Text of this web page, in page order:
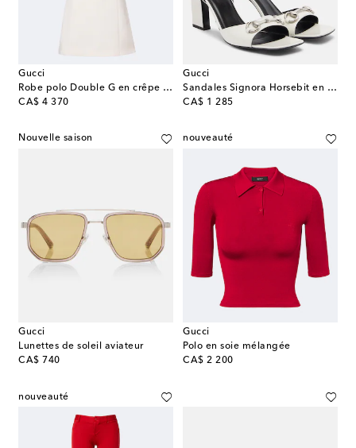
Gucci
Robe polo Double G en crêpe de laine
CA$ 4 370
original price
Gucci
Sandales Signora Horsebit en cuir
CA$ 1 285
original price
Nouvelle saison
Gucci
Lunettes de soleil aviateur
CA$ 740
original price
nouveauté
Gucci
Polo en soie mélangée
CA$ 2 200
original price
nouveauté